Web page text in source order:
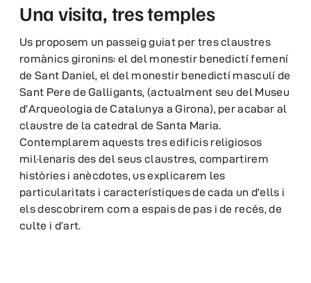
Una visita, tres temples
Us proposem un passeig guiat per tres claustres
romànics gironins: el del monestir benedictí femení
de Sant Daniel, el del monestir benedictí masculí de
Sant Pere de Galligants, (actualment seu del Museu
d’Arqueologia de Catalunya a Girona), per acabar al
claustre de la catedral de Santa Maria.
Contemplarem aquests tres edificis religiosos
mil·lenaris des del seus claustres, compartirem
històries i anècdotes, us explicarem les
particularitats i característiques de cada un d’ells i
els descobrirem com a espais de pas i de recés, de
culte i d’art.